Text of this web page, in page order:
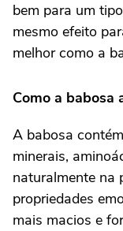
bem para um
mesmo efeito
melhor como a
Como a babosa
A babosa
minerais,
naturalmente na
propriedades
mais macios e